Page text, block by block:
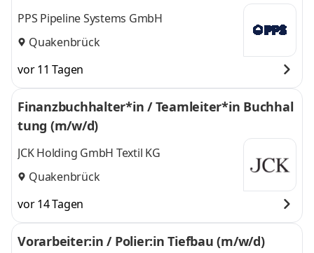
PPS Pipeline Systems GmbH
Quakenbrück
vor 11 Tagen
Finanzbuchhalter*in / Teamleiter*in Buchhal
tung (m/w/d)
JCK Holding GmbH Textil KG
Quakenbrück
vor 14 Tagen
Vorarbeiter:in / Polier:in Tiefbau (m/w/d)